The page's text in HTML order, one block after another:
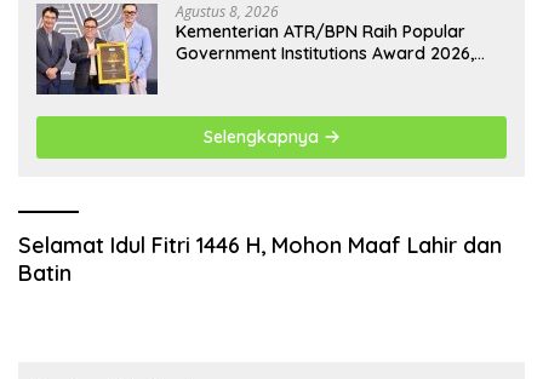
Agustus 8, 2026
Kementerian ATR/BPN Raih Popular
Government Institutions Award 2026,
Selengkapnya
Selamat Idul Fitri 1446 H, Mohon Maaf Lahir dan
Batin